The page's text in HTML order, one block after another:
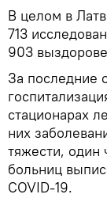
В целом в
713
903
За последние
стационарах
них
тяжести, один
больниц
COVID-19.